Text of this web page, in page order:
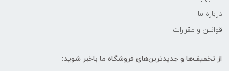
درباره ما
قوانین و مقررات
از تخفیف‌ها و جدیدترین‌های فروشگاه ما باخبر شوید: